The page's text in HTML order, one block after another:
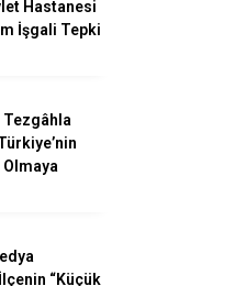
Hastanesi
İşgali Tepki
Tezgâhla
Olmaya
“Küçük